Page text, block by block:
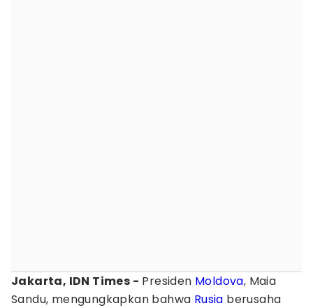
Jakarta, IDN Times - Presiden Moldova, Maia
Sandu, mengungkapkan bahwa Rusia berusaha